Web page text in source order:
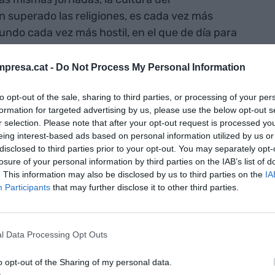
- Do Not Process My Personal Information
opt-out of the sale, sharing to third parties, or processing of your
for targeted advertising by us, please use the below opt-out
selection. Please note that after your opt-out request is processed
interest-based ads based on personal information utilized by us
to third parties prior to your opt-out. You may separately
of your personal information by third parties on the IAB’s list of
This information may also be disclosed by us to third parties on the
Participants that may further disclose it to other third parties.
Data Processing Opt Outs
opt-out of the Sharing of my personal data.
las religiones, es cada vez más
cada vez más hostil, en el que de día para
sea por una guerra, por una epidemia o por el
digitalización han favorecido también en la
unos oligopolios de alcance mundial que, más
de los referentes culturales en todo
sea que la mercantilización de la cultura llega
alta cultura. En Barcelona tenemos
meses y meses discutiendo sobre si
del museo del Hermitage en una ubicación
El rechazo de los promotores de aceptar
refuerza la impresión de que se